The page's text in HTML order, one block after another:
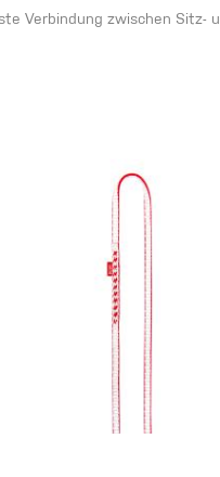
Verbindung zwischen Sitz-